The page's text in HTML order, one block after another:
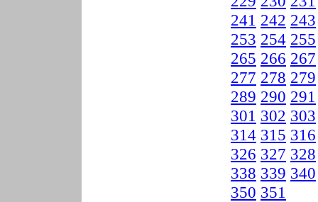
241 242 243
253 254 255
265 266 267
277 278 279
289 290 291
301 302 303
314 315 316
326 327 328
338 339 340
350 351